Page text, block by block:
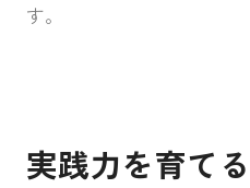
す。
実践力を育て